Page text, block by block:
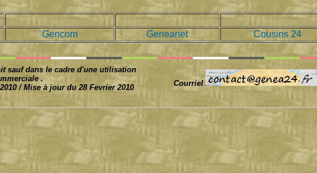
Gencom Geneanet Cousins 24
sauf dans le cadre d'une utilisation
.
/ Mise à jour du 28 Fevrier 2010
Courriel